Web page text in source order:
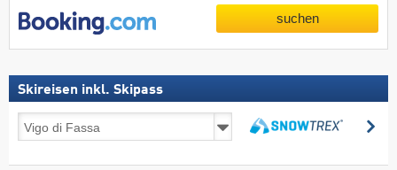
suchen
Skireisen inkl. Skipass
Skireisen
inkl.